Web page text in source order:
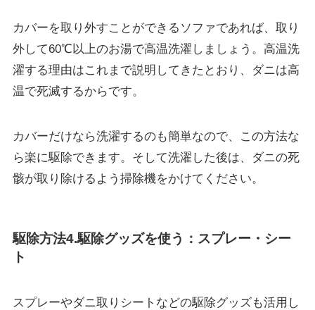
カバーを取り外すことができるソファであれば、取り
外して60℃以上のお湯で高温洗濯しましょう 。高温洗
濯する理由はこれまで説明してきたとおり、ダニは高
温で死滅するからです。
カバーだけなら洗濯するのも簡単なので、この方法な
ら楽に駆除できます。そして洗濯した後は、ダニの死
骸が取り除けるよう掃除機をかけてください。
駆除方法4.駆除グッズを使う：スプレー・シー
ト
スプレーやダニ取りシートなどの駆除グッズも活用し